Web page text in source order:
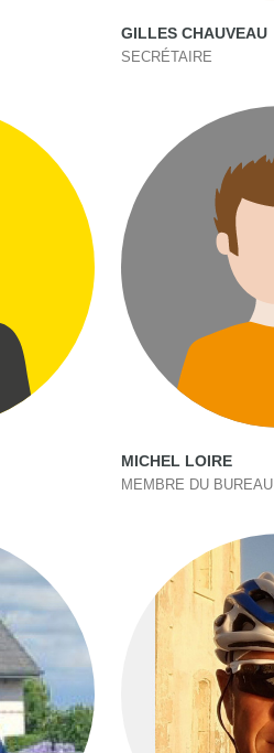
GILLES CHAUVEAU
SECRÉTAIRE
MICHEL LOIRE
MEMBRE DU BUREAU